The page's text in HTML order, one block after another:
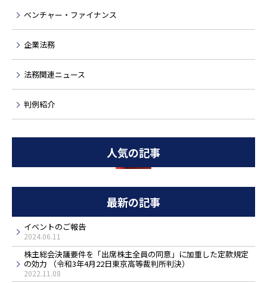
ベンチャー・ファイナンス
企業法務
法務関連ニュース
判例紹介
人気の記事
最新の記事
イベントのご報告
2024.06.11
株主総会決議要件を「出席株主全員の同意」に加重した定款規定
の効力 （令和3年4月22日東京高等裁判所判決）
2022.11.08